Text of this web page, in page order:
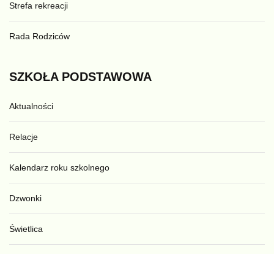
Strefa rekreacji
Rada Rodziców
SZKOŁA PODSTAWOWA
Aktualności
Relacje
Kalendarz roku szkolnego
Dzwonki
Świetlica